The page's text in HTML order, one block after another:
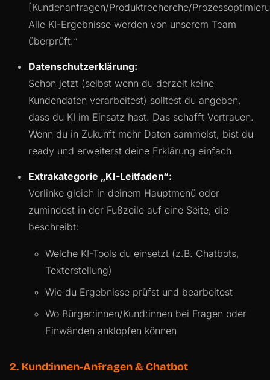
[Kundenanfragen/Produktrecherche/
Alle KI-Ergebnisse werden von unserem Team
überprüft.“
Datenschutzerklärung:
Schon jetzt (selbst wenn du derzeit keine
Kundendaten verarbeitest) solltest du angeben,
dass du KI im Einsatz hast. Das schafft Vertrauen.
Wenn du in Zukunft mehr Daten sammelst, bist du
ready und erweiterst deine Erklärung einfach.
Extrakategorie „KI-Leitfaden“:
Verlinke gleich in deinem Hauptmenü oder
zumindest in der Fußzeile auf eine Seite, die
beschreibt:
Welche KI-Tools du einsetzt (z.B. Chatbots,
Texterstellung)
Wie du Ergebnisse prüfst und bearbeitest
Wo Bürger:innen/Kund:innen bei Fragen oder
Einwänden anklopfen können
2. Kund:innen-Anfragen & Chatbot